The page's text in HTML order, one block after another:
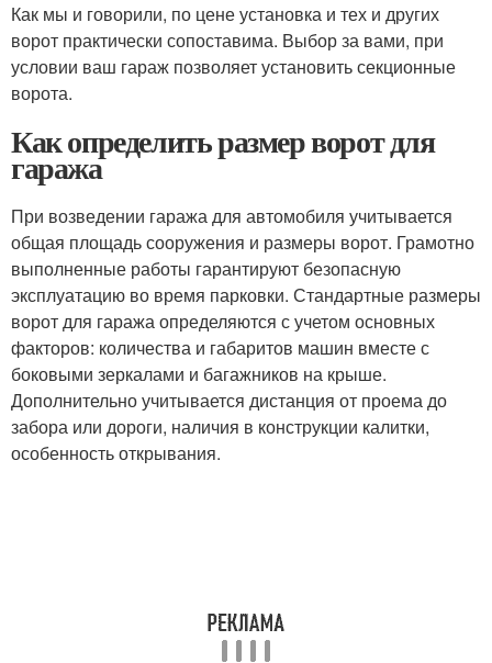
Как мы и говорили, по цене установка и тех и других
ворот практически сопоставима. Выбор за вами, при
условии ваш гараж позволяет установить секционные
ворота.
Как определить размер ворот для
гаража
При возведении гаража для автомобиля учитывается
общая площадь сооружения и размеры ворот. Грамотно
выполненные работы гарантируют безопасную
эксплуатацию во время парковки. Стандартные размеры
ворот для гаража определяются с учетом основных
факторов: количества и габаритов машин вместе с
боковыми зеркалами и багажников на крыше.
Дополнительно учитывается дистанция от проема до
забора или дороги, наличия в конструкции калитки,
особенность открывания.